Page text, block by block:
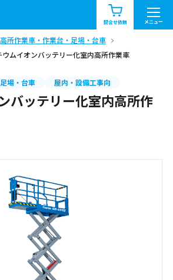
問合せ依頼 メニュー
お知らせ一覧
お問合せ
東北 関東
高所作業車・作業台・足場・台車
ウムイオンバッテリー化室内高所作業車
場・台車 屋内・設備工事向
バッテリー化室内高所作